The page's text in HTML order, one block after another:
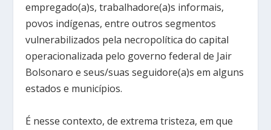
empregado(a)s, trabalhadore(a)s informais,
povos indígenas, entre outros segmentos
vulnerabilizados pela necropolítica do capital
operacionalizada pelo governo federal de Jair
Bolsonaro e seus/suas seguidore(a)s em alguns
estados e municípios.
É nesse contexto, de extrema tristeza, em que